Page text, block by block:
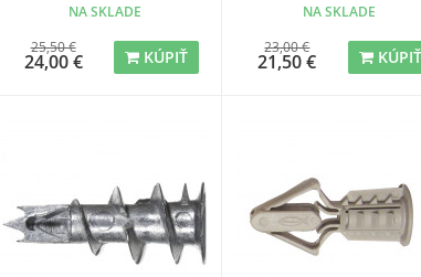
NA SKLADE
25,50 €
24,00 € KÚPIŤ
NA SKLADE
23,00 €
21,50 € KÚPIŤ